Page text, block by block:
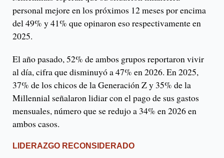
personal mejore en los próximos 12 meses por encima
del 49% y 41% que opinaron eso respectivamente en
2025.
El año pasado, 52% de ambos grupos reportaron vivir
al día, cifra que disminuyó a 47% en 2026. En 2025,
37% de los chicos de la Generación Z y 35% de la
Millennial señalaron lidiar con el pago de sus gastos
mensuales, número que se redujo a 34% en 2026 en
ambos casos.
LIDERAZGO RECONSIDERADO